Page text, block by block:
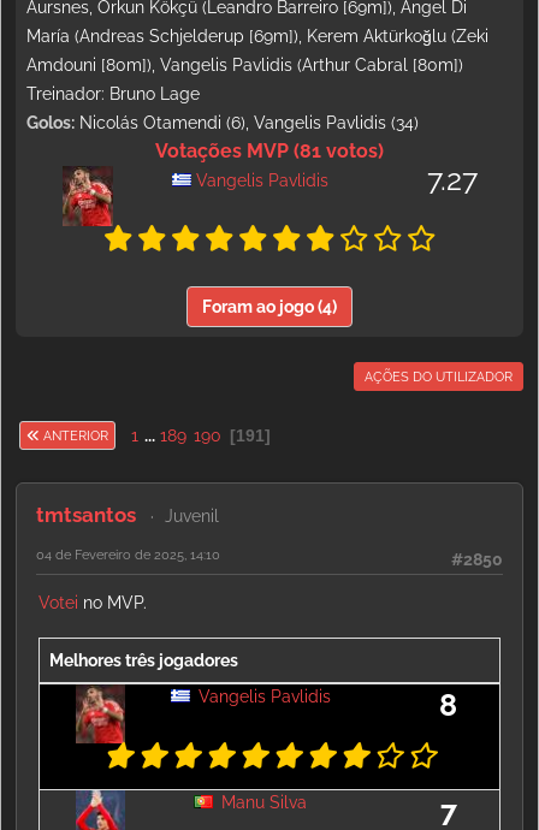
Aursnes, Orkun Kökçü (Leandro Barreiro [69m]), Ángel Di
María (Andreas Schjelderup [69m]), Kerem Aktürkoğlu (Zeki
Amdouni [80m]), Vangelis Pavlidis (Arthur Cabral [80m])
Treinador: Bruno Lage
Golos: Nicolás Otamendi (6), Vangelis Pavlidis (34)
Votações MVP (81 votos)
Vangelis Pavlidis 7.27
Foram ao jogo (4)
AÇÕES DO UTILIZADOR
ANTERIOR 1 ... 189 190 191
tmtsantos Juvenil
#2850
04 de Fevereiro de 2025, 14:10
Votei no MVP.
Melhores três jogadores
Vangelis Pavlidis
8
Manu Silva 7